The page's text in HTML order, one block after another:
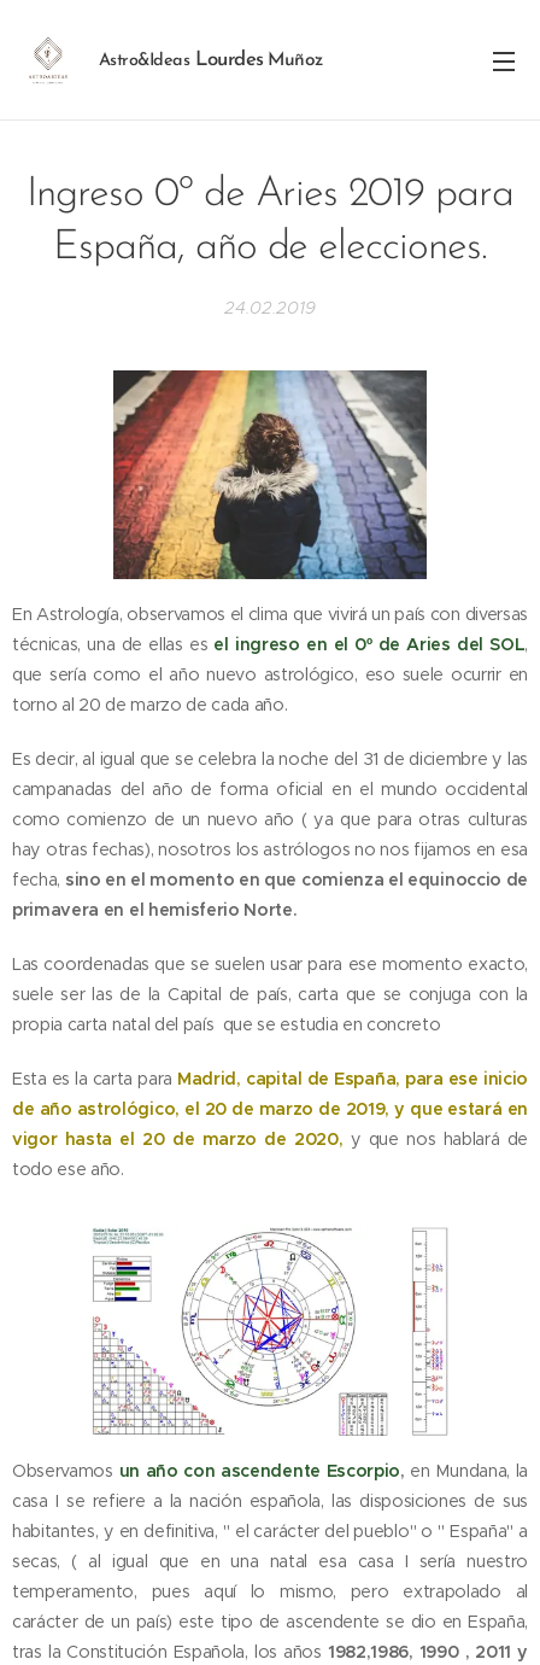
Astro&Ideas Lourdes Muñoz
Ingreso 0º de Aries 2019 para
España, año de elecciones.
24.02.2019
En Astrología, observamos el clima que vivirá un país con diversas
técnicas, una de ellas es el ingreso en el 0º de Aries del SOL,
que sería como el año nuevo astrológico, eso suele ocurrir en
torno al 20 de marzo de cada año.
Es decir, al igual que se celebra la noche del 31 de diciembre y las
campanadas del año de forma oficial en el mundo occidental
como comienzo de un nuevo año ( ya que para otras culturas
hay otras fechas), nosotros los astrólogos no nos fijamos en esa
fecha, sino en el momento en que comienza el equinoccio de
primavera en el hemisferio Norte.
Las coordenadas que se suelen usar para ese momento exacto,
suele ser las de la Capital de país, carta que se conjuga con la
propia carta natal del país que se estudia en concreto
Esta es la carta para Madrid, capital de España, para ese inicio
de año astrológico, el 20 de marzo de 2019, y que estará en
vigor hasta el 20 de marzo de 2020, y que nos hablará de
todo ese año.
Observamos un año con ascendente Escorpio, en Mundana, la
casa I se refiere a la nación española, las disposiciones de sus
habitantes, y en definitiva, " el carácter del pueblo" o " España" a
secas, ( al igual que en una natal esa casa I sería nuestro
temperamento, pues aquí lo mismo, pero extrapolado al
carácter de un país) este tipo de ascendente se dio en España,
tras la Constitución Española, los años 1982,1986, 1990 , 2011y